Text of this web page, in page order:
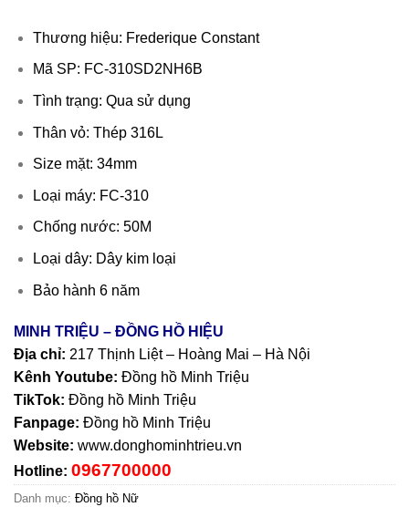
Thương hiệu: Frederique Constant
Mã SP: FC-310SD2NH6B
Tình trạng: Qua sử dụng
Thân vỏ: Thép 316L
Size mặt: 34mm
Loại máy: FC-310
Chống nước: 50M
Loại dây: Dây kim loại
Bảo hành 6 năm
MINH TRIỆU – ĐỒNG HỒ HIỆU
Địa chỉ: 217 Thịnh Liệt – Hoàng Mai – Hà Nội
Kênh Youtube: Đồng hồ Minh Triệu
TikTok: Đồng hồ Minh Triệu
Fanpage: Đồng hồ Minh Triệu
Website: www.donghominhtrieu.vn
Hotline: 0967700000
Danh mục: Đồng hồ Nữ